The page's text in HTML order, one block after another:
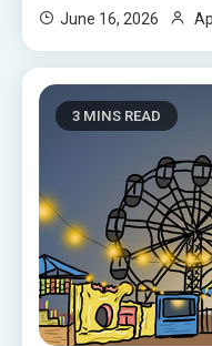
June 16, 2026
3 MINS READ